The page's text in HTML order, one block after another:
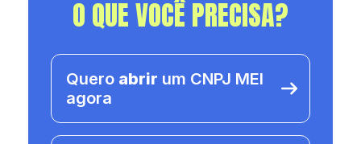
O QUE VOCÊ PRECISA?
Quero abrir um CNPJ MEI
agora